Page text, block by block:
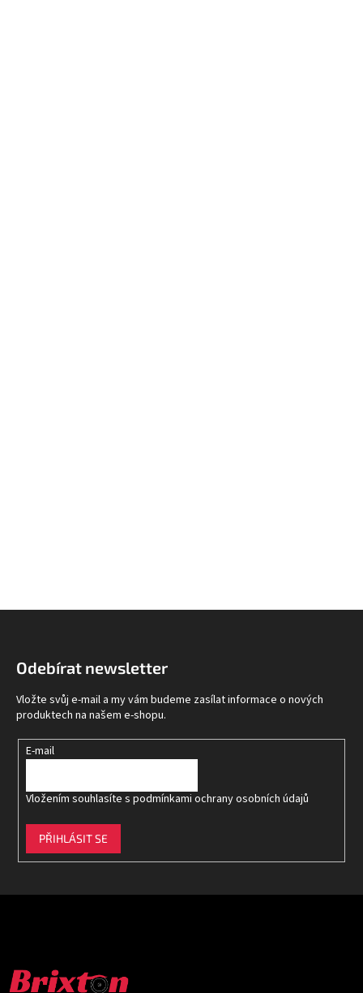
Odebírat newsletter
Vložte svůj e-mail a my vám budeme zasílat informace o nových
produktech na našem e-shopu.
E-mail
Vložením souhlasíte s podmínkami ochrany osobních údajů
PŘIHLÁSIT SE